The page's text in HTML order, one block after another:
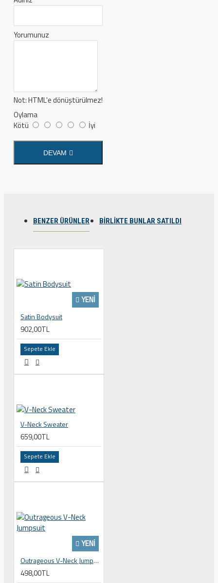
Yorumunuz
Not:HTML'e dönüştürülmez!
Oylama
Kötü
İyi
DEVAM
BENZER ÜRÜNLER BIRLIKTE BUNLAR SATILDI
YENI
Satin Bodysuit
902,00TL
Sepete Ekle
V-Neck Sweater
659,00TL
Sepete Ekle
YENI
Outrageous V-Neck Jumpsuit
498,00TL